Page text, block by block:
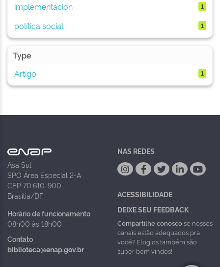
implementación 1
política social 1
Type
Artigo
1
Asa Sul
SPO Área Especial 2-A
CEP 70.610-900
Brasília/DF
Horário de funcionamento
08h00 às 18h00
Contato
biblioteca@enap.gov.br
NAS REDES
ACESSIBILIDADE
DEIXE SEU FEEDBACK
Compartilhe conoscose nossos
canais estão adequados pra
você? Elogios também são
super bem vindos!